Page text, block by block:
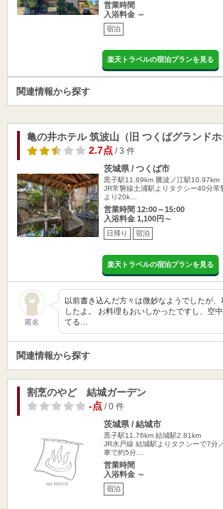
営業時間
入浴料金 ～
宿泊
楽天トラベルの宿泊プランを見る
関連情報から探す
亀の井ホテル 筑波山（旧 つくばグランドホ
2.7点/ 3 件
茨城県 / つくば市
黒子駅11.69km 騰波ノ江駅10.97km
JR常磐線土浦駅よりタクシー40分常
より20k…
営業時間 12:00～15:00
入浴料金 1,100円～
日帰り 宿泊
楽天トラベルの宿泊プランを見る
匿名
以前書き込んだ方々は微妙なようでしたが、
したよ。 お料理もおいしかったですし、空
てる…
関連情報から探す
割烹のやど 結城ガーデン
-点/ 0 件
茨城県 / 結城市
黒子駅11.76km 結城駅2.81km
JR水戸線 結城駅よりタクシーで7分
車で約5分…
営業時間
入浴料金 ～
宿泊